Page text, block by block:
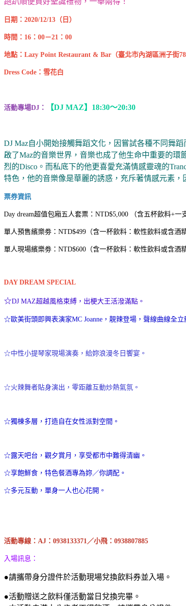
日期：2020/12/13（日）
時間：16 ：00－21 ：00
地點：Lazy Point Restaurant & Bar （臺北市內湖區洲子街78
Dress Code ：雪花白
活動專場DJ： 【DJ MAZ】18:30～20:30
DJ Maz自小開始接觸舞蹈文化，因嘗試各種不同舞
啟了Maz的音樂世界，音樂也成了他生命中重要的環
烈的Disco。而私底下的他更喜愛充滿情感靈魂的
特色，他的音樂像是華麗的誘惑，充斥著情感元素
票券資訊
Day dream超值包廂五人套票：NTD$5,000 （含五杯飲料+一
單人預售繽樂劵：NTD$499（含一杯飲料：軟性飲料或含酒
單人現場繽樂劵：NTD$600（含一杯飲料：軟性飲料或含酒
DAY DREAM SPECIAL
☆DJ MAZ超越風格束縛，出梗大王活潑滿點。
☆歐美街頭即興表演家MC Joanne，靚辣登場，聲線曲線全立
☆中性小提琴家現場演奏，給妳浪漫冬日饗宴。
☆火辣舞者貼身演出，零距離互動炒熱氣氛。
☆獨棟多層，打造自在女性派對空間。
☆露天吧台，觀夕賞月，享受都市中難得清幽。
☆享飽鮮食，特色餐酒專為妳／你調配。
☆多元互動，單身一人也心花開。
活動專線：AJ：0938133371／小飛：0938807885
入場訊息：
●請攜帶身分證件於活動現場兌換飲料券並入場。
●活動贈送之飲料僅活動當日兌換完畢。